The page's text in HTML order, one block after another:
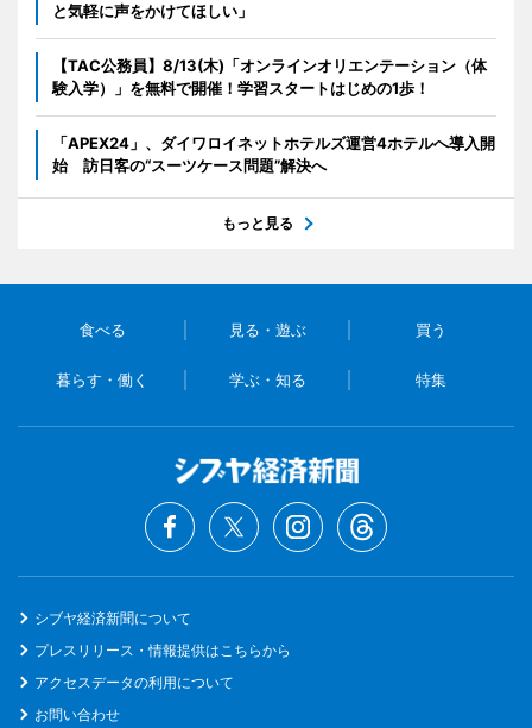
と気軽に声をかけてほしい」
【TAC公務員】8/13(木)「オンラインオリエンテーション（体
験入学）」を無料で開催！学習スタートはじめの1歩！
「APEX24」、ダイワロイネットホテルズ運営4ホテルへ導入開
始 訪日客の“スーツケース問題”解決へ
もっと見る
食べる 見る・遊ぶ 買う
暮らす・働く 学ぶ・知る 特集
シブヤ経済新聞について
プレスリリース・情報提供はこちらから
アクセスデータの利用について
お問い合わせ